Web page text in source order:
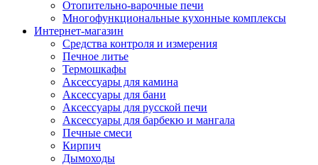
Отопительно-варочные печи
Многофункциональные кухонные комплексы
Интернет-магазин
Средства контроля и измерения
Печное литье
Термошкафы
Аксессуары для камина
Аксессуары для бани
Аксессуары для русской печи
Аксессуары для барбекю и мангала
Печные смеси
Кирпич
Дымоходы